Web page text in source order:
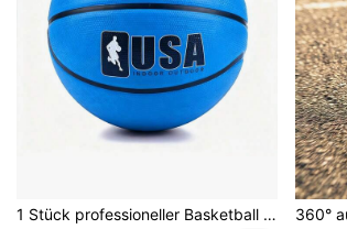
1 Stück professioneller Basketball - Blau, Größe 7 Basketball - Hochwertiges Gummimaterial, Unisex, geeignet für Indoor/Outdoor Basketballspiele Training, Einzelübung, Schulspiele, perfekt für Jugend- und Erwachsenenwettbewerbe, Familienunterhaltung, Mannschaftssport, Basketballzubehör, Basketballausrüstung, ideales Geschenk zum Schulanfang, Geburtstagsgeschenk